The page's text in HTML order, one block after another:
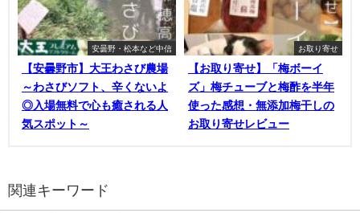
安曇野・松本など中信
【安曇野市】大王わさび農場
～わさびソフト、辛くないよ
◎入場無料で心も癒される人
気スポット～
お取り寄せ
【お取り寄せ】「梅ボーイ
ズ」梅チューブと梅酢を半年
使った感想・無添加梅干しの
お取り寄せレビュー
関連キーワード